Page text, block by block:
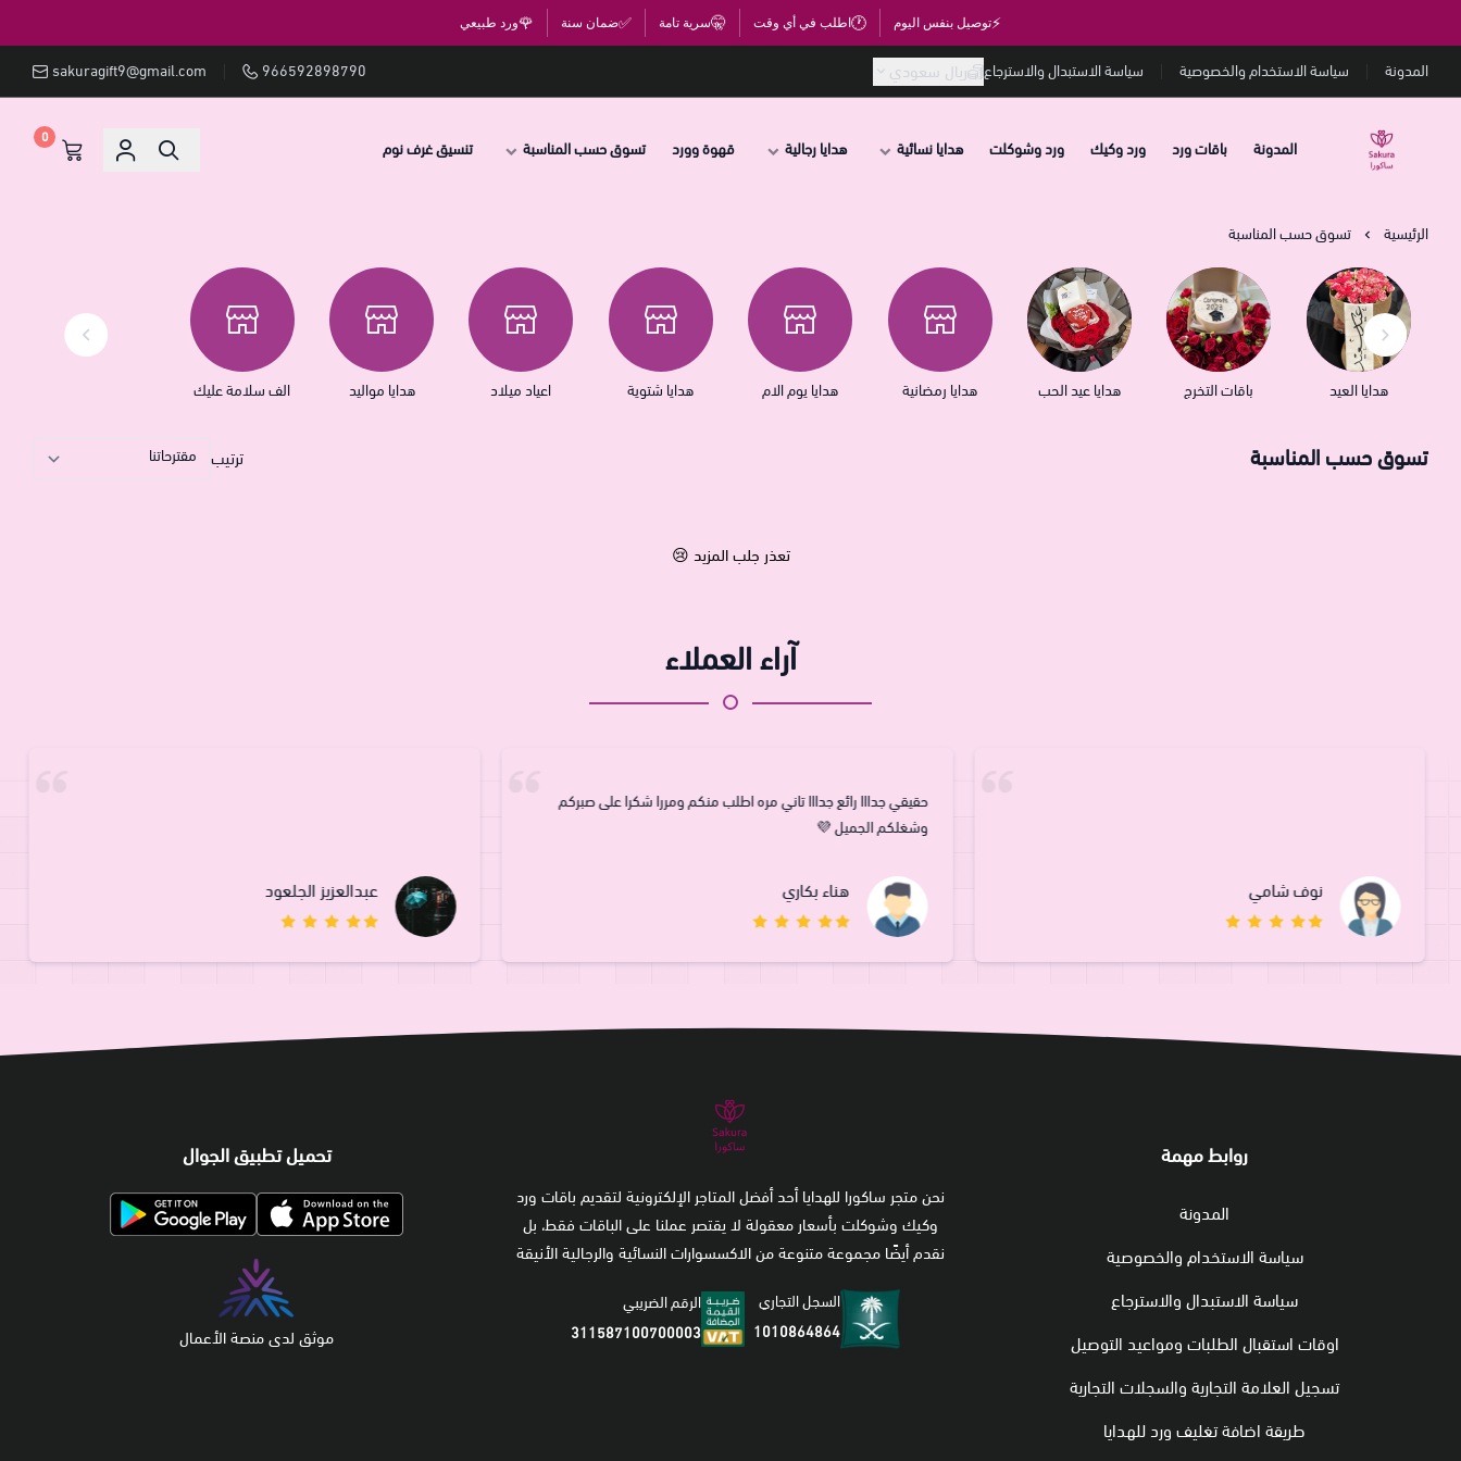
⚡توصيل بنفس اليوم 🕐 اطلب في أي وقت 🤫سرية تامة ✅ضمان سنة 🌹ورد طبيعي
المدونة سياسة الاستخدام والخصوصية سياسة الاستبدال والاسترجاع ريال سعودي 966592898790
sakuragift9@gmail.com
متجر ساكورا المدونة باقات ورد ورد وكيك ورد وشوكلت هدايا نسائية هدايا رجالية قهوة وورد تسوق حسب المناسبة تنسيق غرف نوم
0
الرئيسية تسوق حسب المناسبة
هدايا العيد باقات التخرج هدايا عيد الحب هدايا رمضانية هدايا يوم الام هدايا شتوية اعياد ميلاد هدايا مواليد الف سلامة عليك
تسوق حسب المناسبة ترتيب
تعذر جلب المزيد 😢
آراء العملاء
نوف شامي
حقيقي جدااا رائع جدااا تاني مره اطلب منكم ومررا شكرا على صبركم
وشغلكم الجميل 💜
هناء بكاري عبدالعزيز الجلعود
روابط مهمة
المدونة
سياسة الاستخدام والخصوصية
سياسة الاستبدال والاسترجاع
اوقات استقبال الطلبات ومواعيد التوصيل
تسجيل العلامة التجارية والسجلات التجارية
طريقة اضافة تغليف ورد للهدايا
نحن متجر ساكورا للهدايا أحد أفضل المتاجر الإلكترونية لتقديم باقات ورد
وكيك وشوكلت بأسعار معقولة لا يقتصر عملنا على الباقات فقط، بل
نقدم أيضًا مجموعة متنوعة من الاكسسوارات النسائية والرجالية الأنيقة
السجل التجاري
1010864864
الرقم الضريبي
311587100700003
تحميل تطبيق الجوال
موثق لدى منصة الأعمال